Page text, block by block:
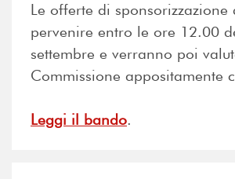
Le offerte di sponsorizzazione
pervenire entro le ore 12.00
settembre e verranno poi
Commissione appositamente
Leggi il bando.